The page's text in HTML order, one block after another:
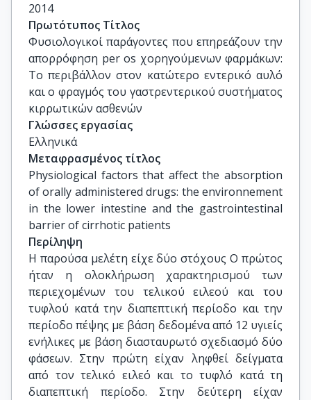
2014
Πρωτότυπος Τίτλος
Φυσιολογικοί παράγοντες που επηρεάζουν την
απορρόφηση per os χορηγούμενων φαρμάκων:
Το περιβάλλον στον κατώτερο εντερικό αυλό
και ο φραγμός του γαστρεντερικού συστήματος
κιρρωτικών ασθενών
Γλώσσες εργασίας
Ελληνικά
Μεταφρασμένος τίτλος
Physiological factors that affect the absorption
of orally administered drugs: the environnement
in the lower intestine and the gastrointestinal
barrier of cirrhotic patients
Περίληψη
Η παρούσα μελέτη είχε δύο στόχους Ο πρώτος
ήταν η ολοκλήρωση χαρακτηρισμού των
περιεχομένων του τελικού ειλεού και του
τυφλού κατά την διαπεπτική περίοδο και την
περίοδο πέψης με βάση δεδομένα από 12 υγιείς
ενήλικες με βάση διασταυρωτό σχεδιασμό δύο
φάσεων. Στην πρώτη είχαν ληφθεί δείγματα
από τον τελικό ειλεό και το τυφλό κατά τη
διαπεπτική περίοδο. Στην δεύτερη είχαν